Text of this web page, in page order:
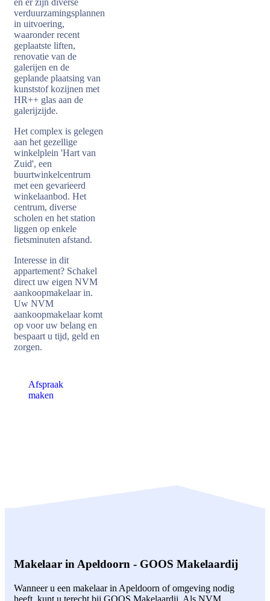
en er zijn diverse
verduurzamingsplannen
in uitvoering,
waaronder recent
geplaatste liften,
renovatie van de
galerijen en de
geplande plaatsing van
kunststof kozijnen met
HR++ glas aan de
galerijzijde.
Het complex is gelegen
aan het gezellige
winkelplein 'Hart van
Zuid', een
buurtwinkelcentrum
met een gevarieerd
winkelaanbod. Het
centrum, diverse
scholen en het station
liggen op enkele
fietsminuten afstand.
Interesse in dit
appartement? Schakel
direct uw eigen NVM
aankoopmakelaar in.
Uw NVM
aankoopmakelaar komt
op voor uw belang en
bespaart u tijd, geld en
zorgen.
Afspraak
maken
Makelaar in Apeldoorn - GOOS Makelaardij
Wanneer u een makelaar in Apeldoorn of omgeving nodig
heeft, kunt u terecht bij GOOS Makelaardij. Als NVM